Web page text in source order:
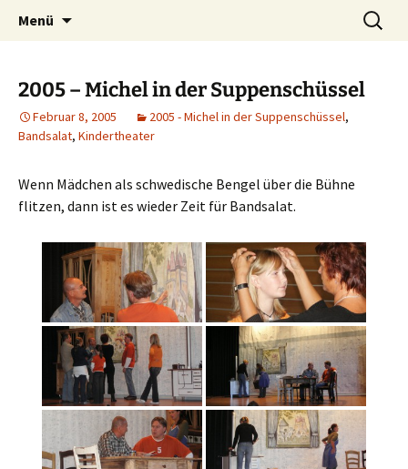
Theaterverein Bandsalat e.V.
Petersberg
Menü
Suche
nach:
2005 – Michel in der Suppenschüssel
Februar 8, 2005 2005 - Michel in der Suppenschüssel,
Bandsalat, Kindertheater
Wenn Mädchen als schwedische Bengel über die Bühne
flitzen, dann ist es wieder Zeit für Bandsalat.